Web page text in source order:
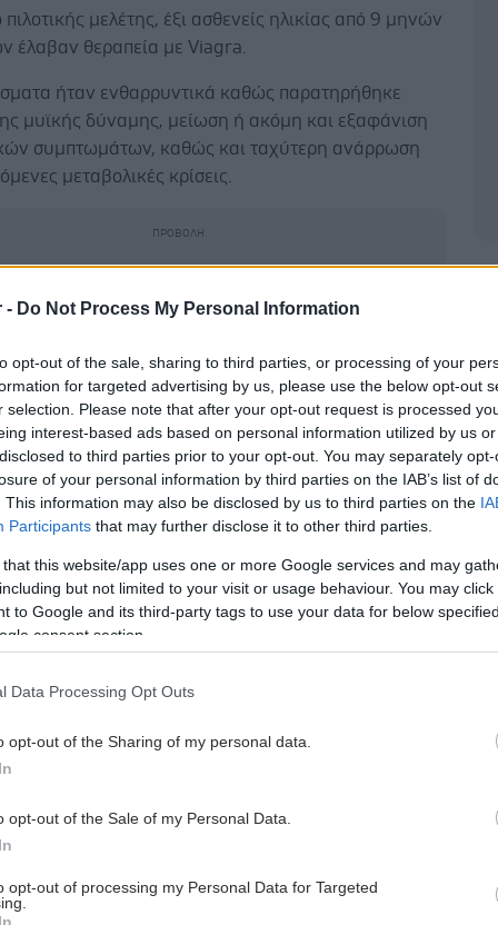
- Do Not Process My Personal Information
opt-out of the sale, sharing to third parties, or processing of your
for targeted advertising by us, please use the below opt-out
selection. Please note that after your opt-out request is processed
interest-based ads based on personal information utilized by us
to third parties prior to your opt-out. You may separately
of your personal information by third parties on the IAB’s list of
This information may also be disclosed by us to third parties on the
Participants that may further disclose it to other third parties.
that this website/app uses one or more Google services and may
but not limited to your visit or usage behaviour. You may
to Google and its third-party tags to use your data for below
consent section.
Data Processing Opt Outs
opt-out of the Sharing of my personal data.
opt-out of the Sale of my Personal Data.
opt-out of processing my Personal Data for Targeted
πιλοτικής μελέτης, έξι ασθενείς ηλικίας από 9 μηνών
έλαβαν θεραπεία με Viagra.
ήταν ενθαρρυντικά καθώς παρατηρήθηκε
μυϊκής δύναμης, μείωση ή ακόμη και εξαφάνιση
συμπτωμάτων, καθώς και ταχύτερη ανάρρωση
μεταβολικές κρίσεις.
περιπτώσεις, η βελτίωση ήταν εντυπωσιακή, με
επιληπτικών επεισοδίων.
αξιοποίησαν πρωτοποριακές μεθόδους,
νευρικά κύτταρα και "οργανοειδή" εγκεφάλου
ασθενών, προκειμένου να δοκιμάσουν
από 5.500 ήδη γνωστές ουσίες.
ξεχώρισε, καθώς βελτίωσε τη λειτουργία των
και τον κυτταρικό ενεργειακό μεταβολισμό.
είναι ιδιαίτερα ενθαρρυντικά, οι
επισημαίνουν ότι απαιτούνται μεγαλύτερες και
Αρχή Φαρμάκων έχει αποδώσει στην σιλδεναφίλη
έγκρισή του για τη συγκεκριμένη νόσο.
υπαρχόντων φαρμάκων και ανοίγει
για τη θεραπεία σπάνιων γενετικών παθήσεων